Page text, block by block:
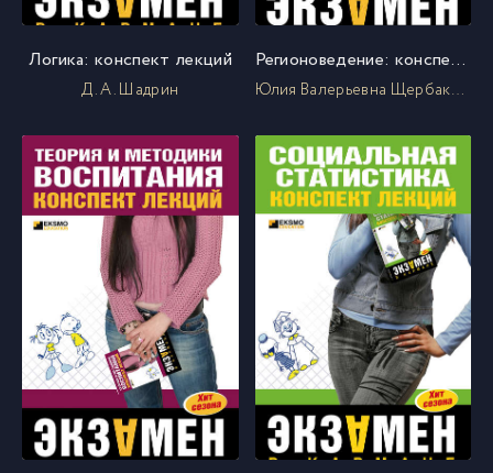
Логика: конспект лекций
Д. А. Шадрин
Регионоведение: конспект лекций
Юлия Валерьевна Щербакова